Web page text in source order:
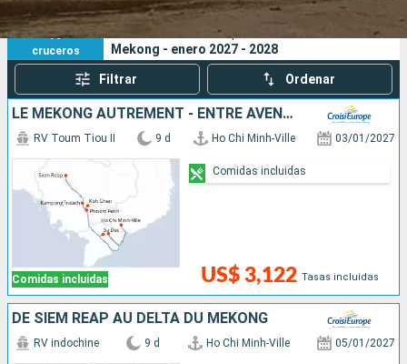
Puertos Compañías
Buscar
17
cruceros
Sus criterios de búsqueda:
Mekong - enero 2027 - 2028
Filtrar Ordenar
LE MÉKONG AUTREMENT - ENTRE AVENTURE ET SITES INCONTOURNABLES
Comidas incluidas
RV Toum Tiou II 9 d Ho Chi Minh-Ville 03/01/2027
US$ 3,122 Tasas incluidas
Comidas incluidas
DE SIEM REAP AU DELTA DU MÉKONG
RV indochine 9 d Ho Chi Minh-Ville 05/01/2027